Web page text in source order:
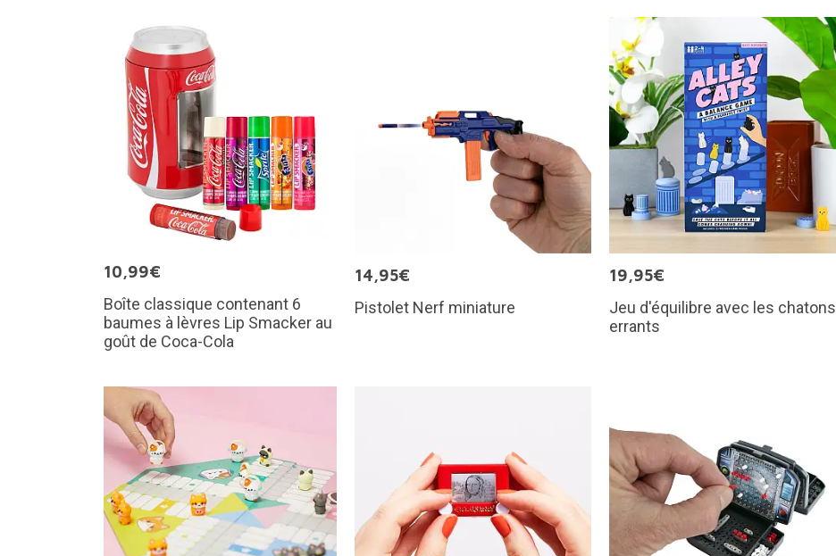
10,99€
Boîte classique contenant 6
baumes à lèvres Lip Smacker au
goût de Coca-Cola
14,95€
Pistolet Nerf miniature
19,95€
Jeu d'équilibre avec les chatons
errants